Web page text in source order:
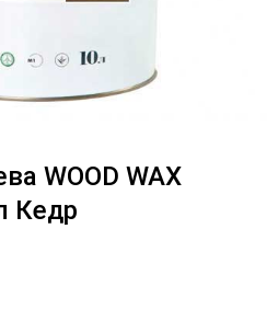
WOOD WAX
Кедр